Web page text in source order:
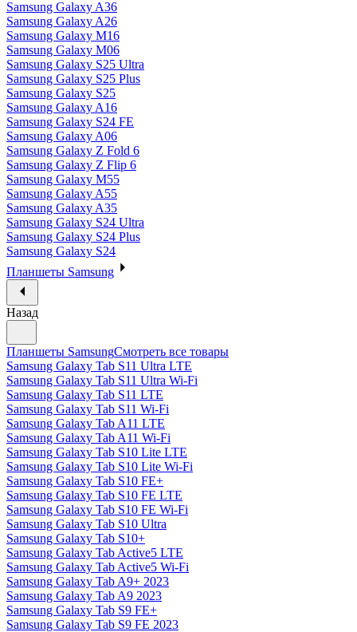
Samsung Galaxy A36
Samsung Galaxy A26
Samsung Galaxy M16
Samsung Galaxy M06
Samsung Galaxy S25 Ultra
Samsung Galaxy S25 Plus
Samsung Galaxy S25
Samsung Galaxy A16
Samsung Galaxy S24 FE
Samsung Galaxy A06
Samsung Galaxy Z Fold 6
Samsung Galaxy Z Flip 6
Samsung Galaxy M55
Samsung Galaxy A55
Samsung Galaxy A35
Samsung Galaxy S24 Ultra
Samsung Galaxy S24 Plus
Samsung Galaxy S24
Планшеты Samsung
Назад
Планшеты SamsungСмотреть все товары
Samsung Galaxy Tab S11 Ultra LTE
Samsung Galaxy Tab S11 Ultra Wi-Fi
Samsung Galaxy Tab S11 LTE
Samsung Galaxy Tab S11 Wi-Fi
Samsung Galaxy Tab A11 LTE
Samsung Galaxy Tab A11 Wi-Fi
Samsung Galaxy Tab S10 Lite LTE
Samsung Galaxy Tab S10 Lite Wi-Fi
Samsung Galaxy Tab S10 FE+
Samsung Galaxy Tab S10 FE LTE
Samsung Galaxy Tab S10 FE Wi-Fi
Samsung Galaxy Tab S10 Ultra
Samsung Galaxy Tab S10+
Samsung Galaxy Tab Active5 LTE
Samsung Galaxy Tab Active5 Wi-Fi
Samsung Galaxy Tab A9+ 2023
Samsung Galaxy Tab A9 2023
Samsung Galaxy Tab S9 FE+
Samsung Galaxy Tab S9 FE 2023